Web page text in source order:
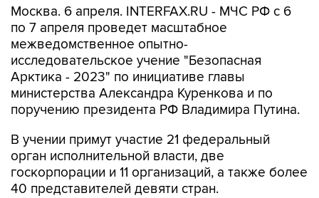
Москва. 6 апреля. INTERFAX.RU - МЧС РФ с 6
по 7 апреля проведет масштабное
межведомственное опытно-
исследовательское учение "Безопасная
Арктика - 2023" по инициативе главы
министерства Александра Куренкова и по
поручению президента РФ Владимира Путина.
В учении примут участие 21 федеральный
орган исполнительной власти, две
госкорпорации и 11 организаций, а также более
40 представителей девяти стран.